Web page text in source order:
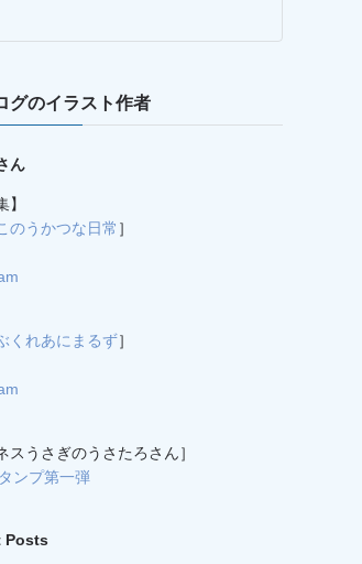
グのイラスト作者
ん
】
のうかつな日常 ］
くれあにまるず］
スうさぎのうさたろさん］
ンプ第一弾
Posts